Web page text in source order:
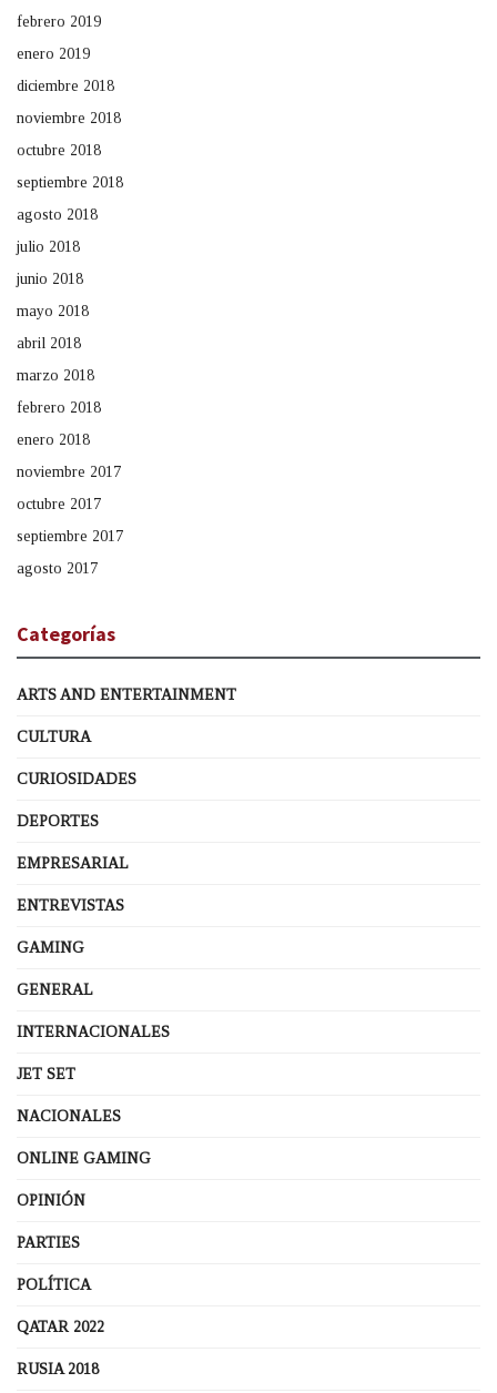
febrero 2019
enero 2019
diciembre 2018
noviembre 2018
octubre 2018
septiembre 2018
agosto 2018
julio 2018
junio 2018
mayo 2018
abril 2018
marzo 2018
febrero 2018
enero 2018
noviembre 2017
octubre 2017
septiembre 2017
agosto 2017
Categorías
ARTS AND ENTERTAINMENT
CULTURA
CURIOSIDADES
DEPORTES
EMPRESARIAL
ENTREVISTAS
GAMING
GENERAL
INTERNACIONALES
JET SET
NACIONALES
ONLINE GAMING
OPINIÓN
PARTIES
POLÍTICA
QATAR 2022
RUSIA 2018